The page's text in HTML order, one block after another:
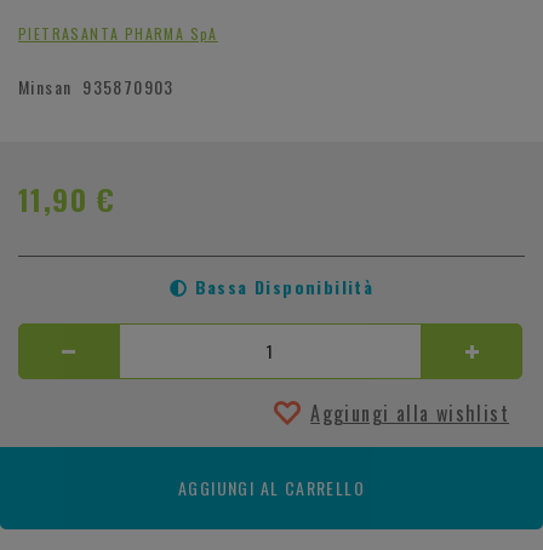
PIETRASANTA PHARMA SpA
Minsan 935870903
11,90 €
Bassa Disponibilità
Aggiungi alla wishlist
AGGIUNGI AL CARRELLO